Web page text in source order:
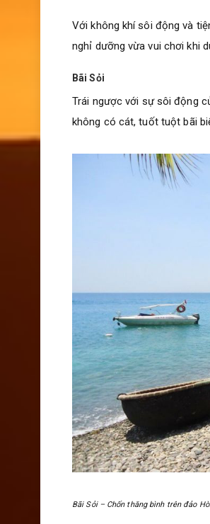
Với không khí sôi động và
nghỉ dưỡng vừa vui chơi khi
Bãi Sỏi
Trái ngược với sự sôi động
không có cát, tuốt tuột bãi
Bãi Sỏi – Chốn thăng bình trên đảo